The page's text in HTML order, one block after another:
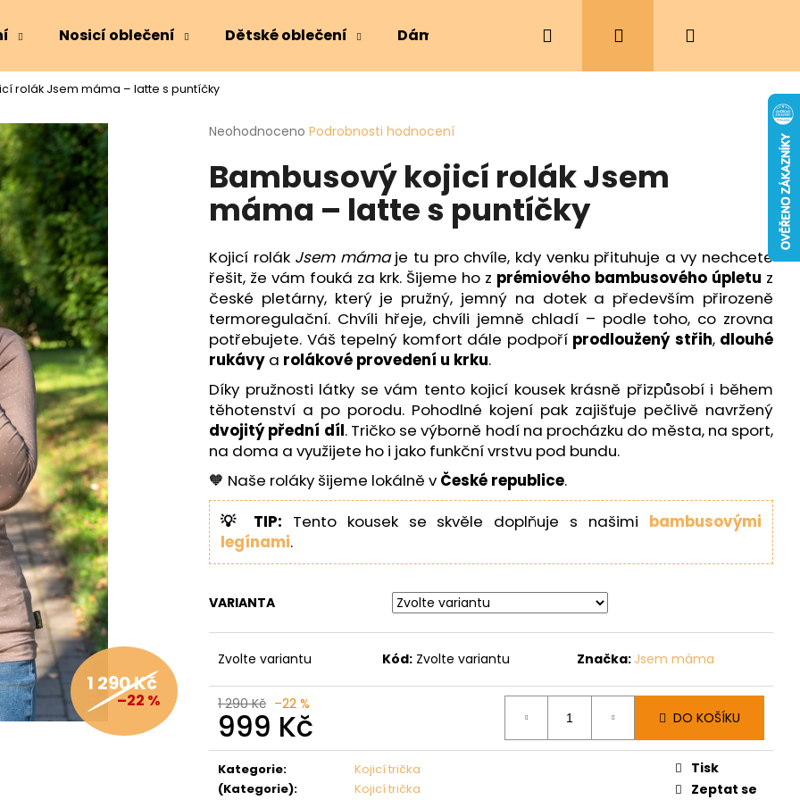
Nosicí oblečení Dětské oblečení Dámské oblečení Ergonomická nosítka
Hledat PřihlášeníNákupní
rolák Jsem máma – latte s puntíčky
Průměrné
produktu
je
hvězdiček.
Neohodnoceno Podrobnosti hodnocení
Bambusový kojicí rolák Jsem
máma – latte s puntíčky
Kojicí rolák Jsem mámaje tu pro chvíle, kdy venku přituhuje a vy nechcete
řešit, že vám fouká za krk. Šijeme ho z prémiového bambusového úpletu z
české pletárny, který je pružný, jemný na dotek a především přirozeně
termoregulační. Chvíli hřeje, chvíli jemně chladí – podle toho, co zrovna
potřebujete. Váš tepelný komfort dále podpoří prodloužený střih, dlouhé
rukávy a rolákové provedení u krku.
Díky pružnosti látky se vám tento kojicí kousek krásně přizpůsobí i během
těhotenství a po porodu. Pohodlné kojení pak zajišťuje pečlivě navržený
dvojitý přední díl. Tričko se výborně hodí na procházku do města, na sport,
na doma a využijete ho i jako funkční vrstvu pod bundu.
🧡 Naše roláky šijeme lokálně v České republice.
💡 TIP: Tento kousek se skvěle doplňuje s našimi bambusovými
legínami.
VARIANTA
Zvolte variantu Kód: Zvolte variantu Značka: Jsem máma
1 290 Kč –22 %
999 Kč
Měrná
cena:
DO KOŠÍKU
Kategorie:
Kojicí trička
(Kategorie):
Kojicí trička
Tisk
Zeptat se
1 290 Kč
–22 %
Co potřebujete najít?
HLEDAT
Doporučujeme